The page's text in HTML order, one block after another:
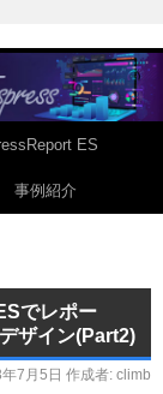
ES
事例紹介
でレポー
ザイン(Part2)
7月5日 作成者: climb